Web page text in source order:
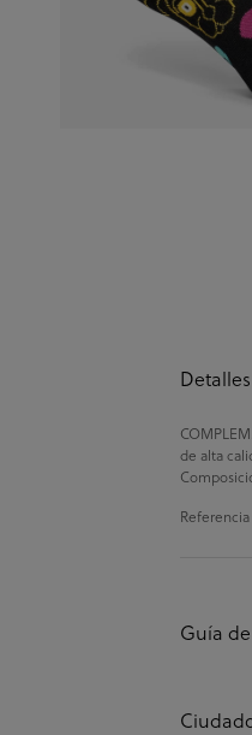
Detalles
de alta
Referencia
Guía